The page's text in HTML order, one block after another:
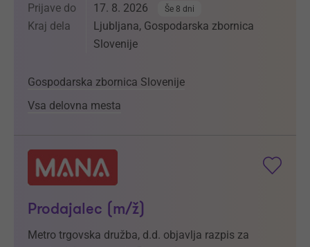
Prijave do 17. 8. 2026 Še 8 dni
Kraj dela
Ljubljana, Gospodarska zbornica
Slovenije
Gospodarska zbornica Slovenije
Vsa delovna mesta
Prodajalec (m/ž)
Metro trgovska družba, d.d. objavlja razpis za